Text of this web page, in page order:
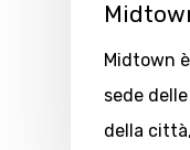
Midtown
sede
della